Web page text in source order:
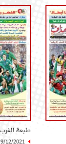
طبعة الغرب
12/2021